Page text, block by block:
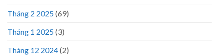
Tháng 2 2025(69)
Tháng 1 2025(3)
Tháng 12 2024(2)